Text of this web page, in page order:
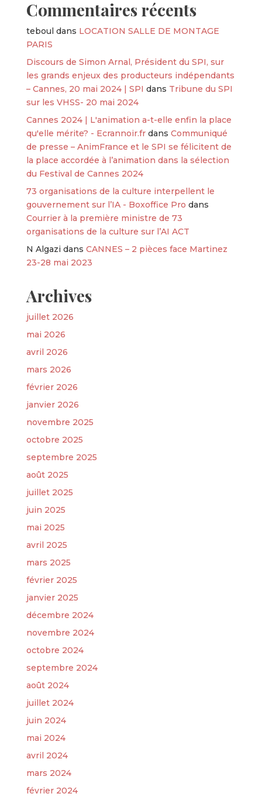
Commentaires récents
teboul dans LOCATION SALLE DE MONTAGE
PARIS
Discours de Simon Arnal, Président du SPI, sur
les grands enjeux des producteurs indépendants
– Cannes, 20 mai 2024 | SPI dans Tribune du SPI
sur les VHSS- 20 mai 2024
Cannes 2024 | L'animation a-t-elle enfin la place
qu'elle mérite? - Ecrannoir.frdans Communiqué
de presse – AnimFrance et le SPI se félicitent de
la place accordée à l’animation dans la sélection
du Festival de Cannes 2024
73 organisations de la culture interpellent le
gouvernement sur l’IA - Boxoffice Pro dans
Courrier à la première ministre de 73
organisations de la culture sur l’AI ACT
N Algazi dans CANNES – 2 pièces face Martinez
23-28 mai 2023
Archives
juillet 2026
mai 2026
avril 2026
mars 2026
février 2026
janvier 2026
novembre 2025
octobre 2025
septembre 2025
août 2025
juillet 2025
juin 2025
mai 2025
avril 2025
mars 2025
février 2025
janvier 2025
décembre 2024
novembre 2024
octobre 2024
septembre 2024
août 2024
juillet 2024
juin 2024
mai 2024
avril 2024
mars 2024
février 2024